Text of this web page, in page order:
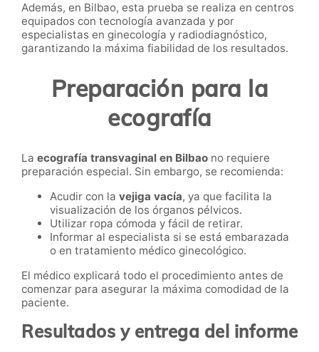
Además, en Bilbao, esta prueba se realiza en centros
equipados con tecnología avanzada y por
especialistas en ginecología y radiodiagnóstico,
garantizando la máxima fiabilidad de los resultados.
Preparación para la
ecografía
La ecografía transvaginal en Bilbao no requiere
preparación especial. Sin embargo, se recomienda:
Acudir con la vejiga vacía, ya que facilita la
visualización de los órganos pélvicos.
Utilizar ropa cómoda y fácil de retirar.
Informar al especialista si se está embarazada
o en tratamiento médico ginecológico.
El médico explicará todo el procedimiento antes de
comenzar para asegurar la máxima comodidad de la
paciente.
Resultados y entrega del informe